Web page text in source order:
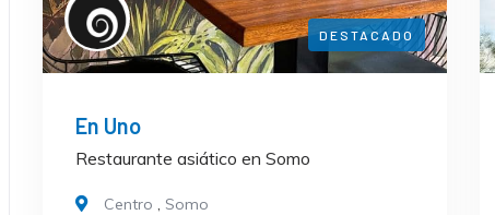
DESTACADO
En Uno
Restaurante asiático en Somo
Centro , Somo